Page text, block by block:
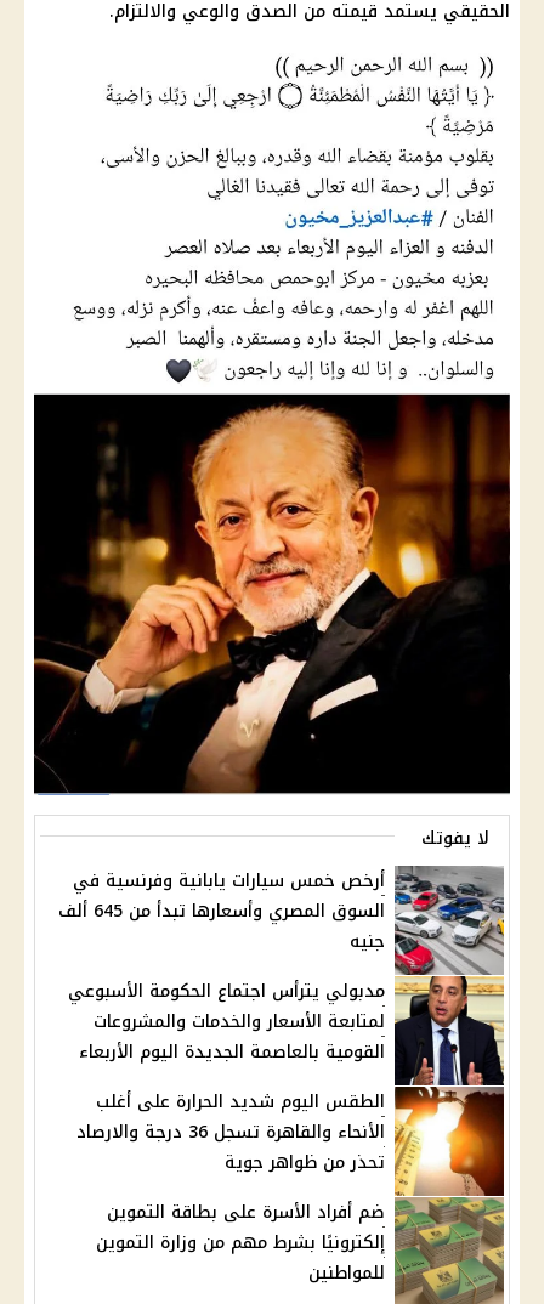
الحقيقي يستمد قيمته من الصدق والوعي والالتزام.
لا يفوتك
أرخص خمس سيارات يابانية وفرنسية في
السوق المصري وأسعارها تبدأ من 645 ألف
جنيه
مدبولي يترأس اجتماع الحكومة الأسبوعي
لمتابعة الأسعار والخدمات والمشروعات
القومية بالعاصمة الجديدة اليوم الأربعاء
الطقس اليوم شديد الحرارة على أغلب
الأنحاء والقاهرة تسجل 36 درجة والارصاد
تحذر من ظواهر جوية
ضم أفراد الأسرة على بطاقة التموين
إلكترونيًا بشرط مهم من وزارة التموين
للمواطنين